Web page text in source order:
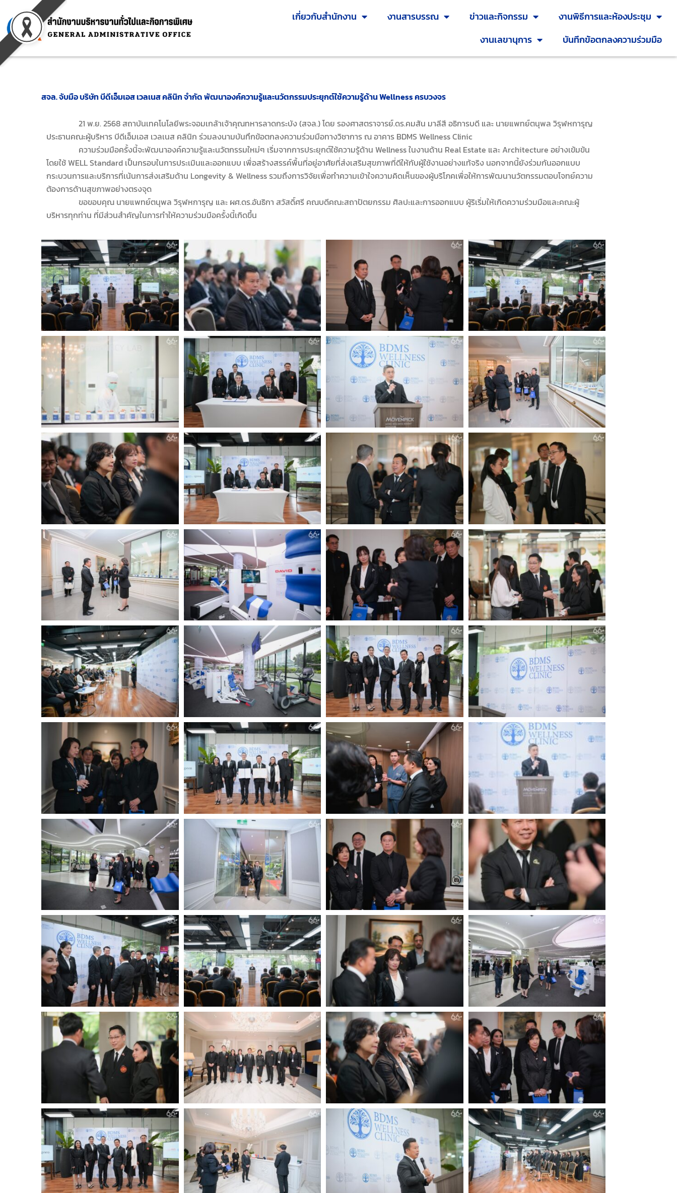
content
เกี่ยวกับสำนักงาน งานสารบรรณ ข่าวและกิจกรรม
งานพิธีการและห้องประชุม
งานเลขานุการ
บันทึกข้อตกลงความร่วมมือ
สจล. จับมือ บริษัท บีดีเอ็มเอส เวลเนส คลินิก จำกัด พัฒนาองค์ความรู้และนวัตกรรมประยุกต์ใช้ความรู้ด้าน Wellness ครบวงจร
21 พ.ย. 2568 สถาบันเทคโนโลยีพระจอมเกล้าเจ้าคุณทหารลาดกระบัง (สจล.) โดย รองศาสตราจารย์.ดร.คมสัน มาลีสี อธิการบดี และ นายแพทย์ตนุพล วิรุฬหการุญ
ประธานคณะผู้บริหาร บีดีเอ็มเอส เวลเนส คลินิก ร่วมลงนามบันทึกข้อตกลงความร่วมมือทางวิชาการ ณ อาคาร BDMS Wellness Clinic
ความร่วมมือครั้งนี้จะพัฒนาองค์ความรู้และนวัตกรรมใหม่ๆ เริ่มจากการประยุกต์ใช้ความรู้ด้าน Wellness ในงานด้าน Real Estate และ Architecture อย่างเข้มข้น
โดยใช้ WELL Standard เป็นกรอบในการประเมินและออกแบบ เพื่อสร้างสรรค์พื้นที่อยู่อาศัยที่ส่งเสริมสุขภาพที่ดีให้กับผู้ใช้งานอย่างแท้จริง นอกจากนี้ยังร่วมกันออกแบบ
กระบวนการและบริการที่เน้นการส่งเสริมด้าน Longevity & Wellness รวมถึงการวิจัยเพื่อทำความเข้าใจความคิดเห็นของผู้บริโภคเพื่อให้การพัฒนานวัตกรรมตอบโจทย์ความ
ต้องการด้านสุขภาพอย่างตรงจุด
ขอขอบคุณ นายแพทย์ตนุพล วิรุฬหการุญ และ ผศ.ดร.อันธิกา สวัสดิ์ศรี คณบดีคณะสถาปัตยกรรม ศิลปะและการออกแบบ ผู้ริเริ่มให้เกิดความร่วมมือและคณะผู้
บริหารทุกท่าน ที่มีส่วนสำคัญในการทำให้ความร่วมมือครั้งนี้เกิดขึ้น